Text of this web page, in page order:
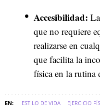
Accesibilidad:
que no requiere
realizarse en
que facilita la
física en la rutina
ESTILO DE VIDA EJERCICIO